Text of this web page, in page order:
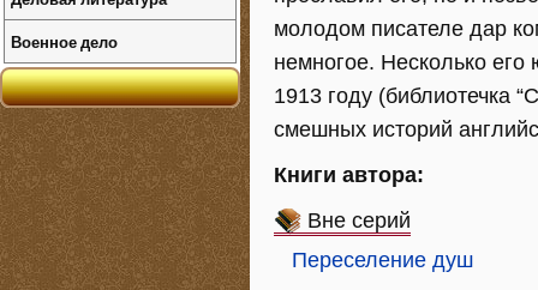
молодом писателе дар
немногое. Несколько его
1913 году (библиотечка
смешных историй
Книги автора:
Вне серий
Переселение душ
Военное дело